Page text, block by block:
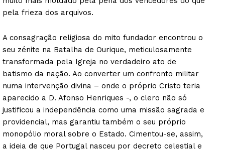
pela frieza dos arquivos.
A consagração religiosa do mito fundador encontrou o
seu zénite na Batalha de Ourique, meticulosamente
transformada pela Igreja no verdadeiro ato de
batismo da nação. Ao converter um confronto militar
numa intervenção divina – onde o próprio Cristo teria
aparecido a D. Afonso Henriques -, o clero não só
justificou a independência como uma missão sagrada e
providencial, mas garantiu também o seu próprio
monopólio moral sobre o Estado. Cimentou-se, assim,
a ideia de que Portugal nasceu por decreto celestial e